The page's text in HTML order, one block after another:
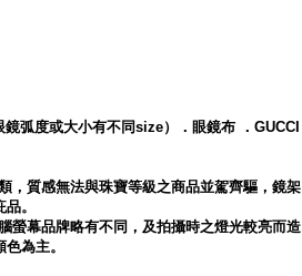
想把自己打造成怎樣的感覺呢，在不同場合
加分百倍的太陽眼鏡或眼鏡來裝扮自己吧！
弧度或大小有不同size）．眼鏡布 ．GUCCI
，質感無法與珠寶等級之商品並駕齊驅，鏡架
。
螢幕品牌略有不同，及拍攝時之燈光較亮而造
為主。